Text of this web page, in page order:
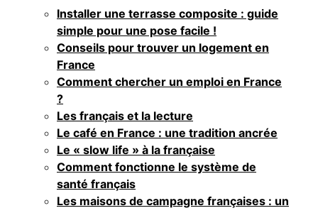
Installer une terrasse composite : guide
simple pour une pose facile !
Conseils pour trouver un logement en
France
Comment chercher un emploi en France
?
Les français et la lecture
Le café en France : une tradition ancrée
Le « slow life » à la française
Comment fonctionne le système de
santé français
Les maisons de campagne françaises : un